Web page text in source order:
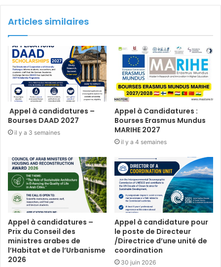
Articles similaires
Appel à candidatures –
Bourses DAAD 2027
il y a 3 semaines
Appel à Candidatures :
Bourses Erasmus Mundus
MARIHE 2027
il y a 4 semaines
Appel à candidatures –
Prix du Conseil des
ministres arabes de
l’Habitat et de l’Urbanisme
2026
Appel à candidature pour
le poste de Directeur
/Directrice d’une unité de
coordination
30 juin 2026